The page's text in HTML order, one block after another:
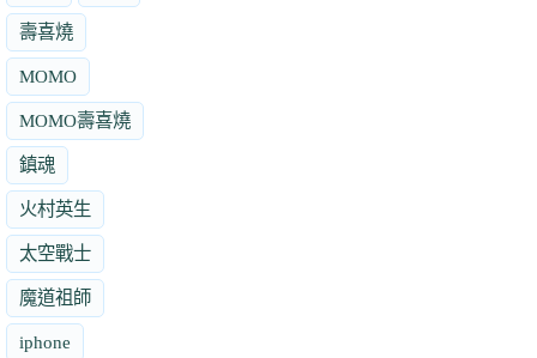
壽喜燒
MOMO
MOMO壽喜燒
鎮魂
火村英生
太空戰士
魔道祖師
iphone